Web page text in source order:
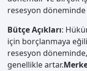
resesyon döneminde
Bütçe Açıkları:
için borçlanmaya
resesyon
genellikle artar.